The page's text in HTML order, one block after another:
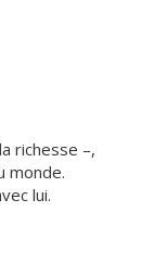
richesse –,
monde.
lui.